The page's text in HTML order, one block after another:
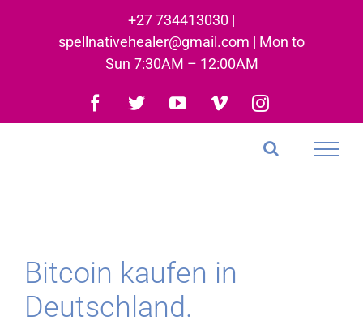
+27 734413030 |
spellnativehealer@gmail.com | Mon to
Sun 7:30AM – 12:00AM
Facebook
TwitterYouTubeVimeoInstagram
Bitcoin kaufen in
Deutschland.